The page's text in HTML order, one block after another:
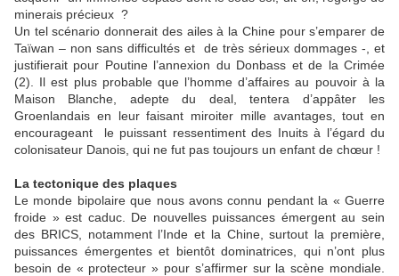
minerais précieux ?
Un tel scénario donnerait des ailes à la Chine pour s’emparer de
Taïwan – non sans difficultés et de très sérieux dommages -, et
justifierait pour Poutine l’annexion du Donbass et de la Crimée
(2). Il est plus probable que l’homme d’affaires au pouvoir à la
Maison Blanche, adepte du deal, tentera d’appâter les
Groenlandais en leur faisant miroiter mille avantages, tout en
encourageant le puissant ressentiment des Inuits à l’égard du
colonisateur Danois, qui ne fut pas toujours un enfant de chœur !
La tectonique des plaques
Le monde bipolaire que nous avons connu pendant la « Guerre
froide » est caduc. De nouvelles puissances émergent au sein
des BRICS, notamment l’Inde et la Chine, surtout la première,
puissances émergentes et bientôt dominatrices, qui n’ont plus
besoin de « protecteur » pour s’affirmer sur la scène mondiale.